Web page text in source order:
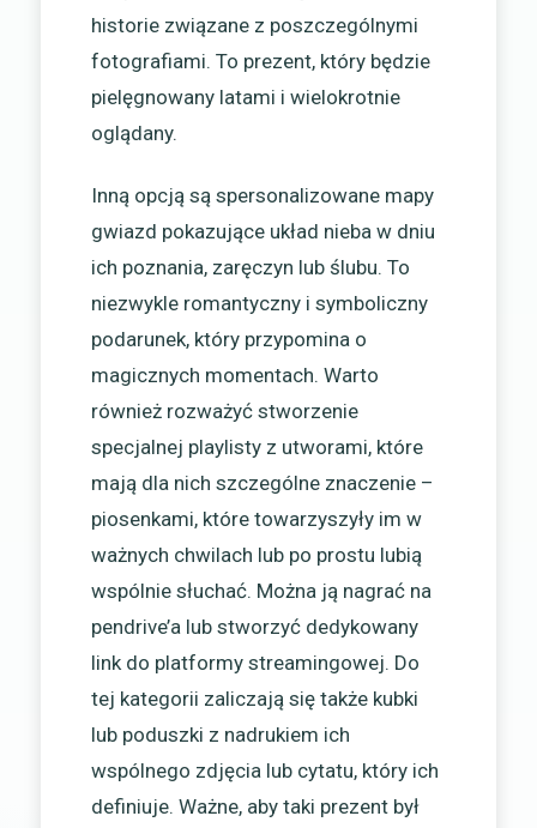
historie związane z poszczególnymi
fotografiami. To prezent, który będzie
pielęgnowany latami i wielokrotnie
oglądany.
Inną opcją są spersonalizowane mapy
gwiazd pokazujące układ nieba w dniu
ich poznania, zaręczyn lub ślubu. To
niezwykle romantyczny i symboliczny
podarunek, który przypomina o
magicznych momentach. Warto
również rozważyć stworzenie
specjalnej playlisty z utworami, które
mają dla nich szczególne znaczenie –
piosenkami, które towarzyszyły im w
ważnych chwilach lub po prostu lubią
wspólnie słuchać. Można ją nagrać na
pendrive’a lub stworzyć dedykowany
link do platformy streamingowej. Do
tej kategorii zaliczają się także kubki
lub poduszki z nadrukiem ich
wspólnego zdjęcia lub cytatu, który ich
definiuje. Ważne, aby taki prezent był